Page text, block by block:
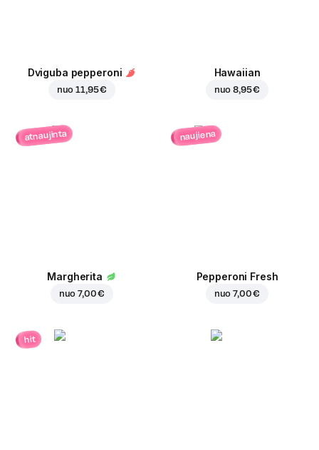
Dviguba pepperoni
nuo11,95 €
Hawaiian
nuo8,95 €
atnaujinta
Margherita
nuo7,00 €
naujiena
Pepperoni Fresh
nuo7,00 €
hit